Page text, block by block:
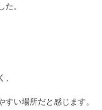
た。
、
い場所だと感じます。